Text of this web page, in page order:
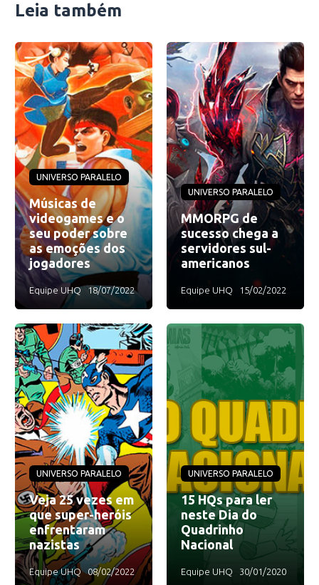
Leia também
UNIVERSO PARALELO
Músicas de
videogames e o
seu poder sobre
as emoções dos
jogadores
Equipe UHQ 18/07/2022
UNIVERSO PARALELO
MMORPG de
sucesso chega a
servidores sul-
americanos
Equipe UHQ 15/02/2022
UNIVERSO PARALELO
Veja 25 vezes em
que super-heróis
enfrentaram
nazistas
Equipe UHQ 08/02/2022
UNIVERSO PARALELO
15 HQs para ler
neste Dia do
Quadrinho
Nacional
Equipe UHQ 30/01/2020